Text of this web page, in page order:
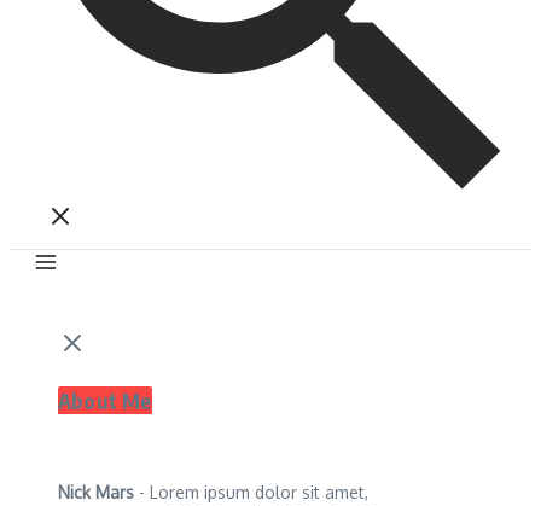
About Me
Nick Mars - Lorem ipsum dolor sit amet,